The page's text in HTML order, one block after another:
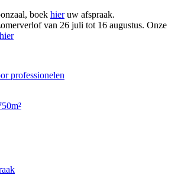
boek hieruw afspraak.
van 26 juli tot 16 augustus. Onze
hier
professionelen